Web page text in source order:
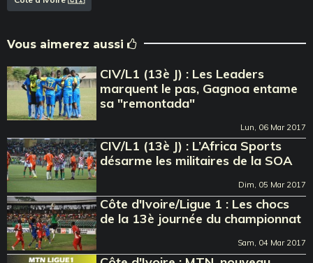
Vous aimerez aussi
CIV/L1 (13è J) : Les Leaders
marquent le pas, Gagnoa entame
sa "remontada"
Lun, 06 Mar 2017
CIV/L1 (13è J) : L’Africa Sports
désarme les militaires de la SOA
Dim, 05 Mar 2017
Côte d'Ivoire/Ligue 1 : Les chocs
de la 13è journée du championnat
Sam, 04 Mar 2017